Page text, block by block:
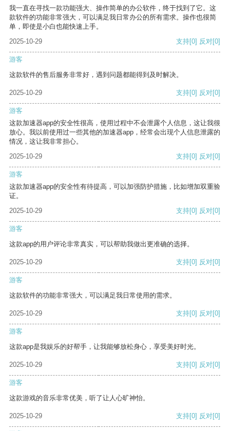
我一直在寻找一款功能强大、操作简单的办公软件，终于找到了它。这
款软件的功能非常强大，可以满足我日常办公的所有需求。操作也很简
单，即使是小白也能快速上手。
2025-10-29
支持[0] 反对[0]
游客
这款软件的售后服务非常好，遇到问题都能得到及时解决。
2025-10-29 支持[0] 反对[0]
游客
这款加速器app的安全性很高，使用过程中不会泄露个人信息，这让我很
放心。我以前使用过一些其他的加速器app，经常会出现个人信息泄露的
情况，这让我非常担心。
2025-10-29
支持[0] 反对[0]
游客
这款加速器app的安全性有待提高，可以加强防护措施，比如增加双重验
证。
2025-10-29
支持[0] 反对[0]
游客
这款app的用户评论非常真实，可以帮助我做出更准确的选择。
2025-10-29 支持[0] 反对[0]
游客
这款软件的功能非常强大，可以满足我日常使用的需求。
2025-10-29 支持[0] 反对[0]
游客
这款app是我娱乐的好帮手，让我能够放松身心，享受美好时光。
2025-10-29 支持[0] 反对[0]
游客
这款游戏的音乐非常优美，听了让人心旷神怡。
2025-10-29 支持[0] 反对[0]